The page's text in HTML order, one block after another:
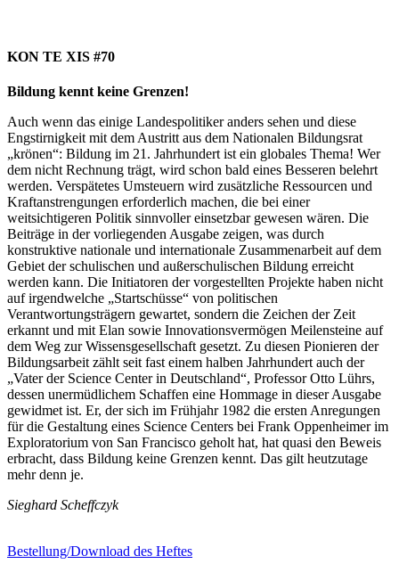
KON TE XIS #70
Bildung kennt keine Grenzen!
Auch wenn das einige Landespolitiker anders sehen und diese
Engstirnigkeit mit dem Austritt aus dem Nationalen Bildungsrat
„krönen“: Bildung im 21. Jahrhundert ist ein globales Thema! Wer
dem nicht Rechnung trägt, wird schon bald eines Besseren belehrt
werden. Verspätetes Umsteuern wird zusätzliche Ressourcen und
Kraftanstrengungen erforderlich machen, die bei einer
weitsichtigeren Politik sinnvoller einsetzbar gewesen wären. Die
Beiträge in der vorliegenden Ausgabe zeigen, was durch
konstruktive nationale und internationale Zusammenarbeit auf dem
Gebiet der schulischen und außerschulischen Bildung erreicht
werden kann. Die Initiatoren der vorgestellten Projekte haben nicht
auf irgendwelche „Startschüsse“ von politischen
Verantwortungsträgern gewartet, sondern die Zeichen der Zeit
erkannt und mit Elan sowie Innovationsvermögen Meilensteine auf
dem Weg zur Wissensgesellschaft gesetzt. Zu diesen Pionieren der
Bildungsarbeit zählt seit fast einem halben Jahrhundert auch der
„Vater der Science Center in Deutschland“, Professor Otto Lührs,
dessen unermüdlichem Schaffen eine Hommage in dieser Ausgabe
gewidmet ist. Er, der sich im Frühjahr 1982 die ersten Anregungen
für die Gestaltung eines Science Centers bei Frank Oppenheimer im
Exploratorium von San Francisco geholt hat, hat quasi den Beweis
erbracht, dass Bildung keine Grenzen kennt. Das gilt heutzutage
mehr denn je.
Sieghard Scheffczyk
Bestellung/Download des Heftes